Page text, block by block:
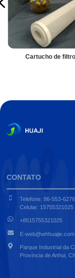
Cartucho de
CONTATO
Telefone: 86-553-
Celular: 15755321025
+8615755321025
E-web@whhuajie.com
Parque Industrial da
Província de Anhui,